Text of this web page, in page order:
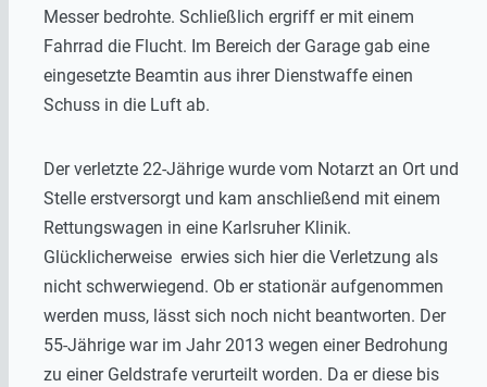
Messer bedrohte. Schließlich ergriff er mit einem
Fahrrad die Flucht. Im Bereich der Garage gab eine
eingesetzte Beamtin aus ihrer Dienstwaffe einen
Schuss in die Luft ab.
Der verletzte 22-Jährige wurde vom Notarzt an Ort und
Stelle erstversorgt und kam anschließend mit einem
Rettungswagen in eine Karlsruher Klinik.
Glücklicherweise erwies sich hier die Verletzung als
nicht schwerwiegend. Ob er stationär aufgenommen
werden muss, lässt sich noch nicht beantworten. Der
55-Jährige war im Jahr 2013 wegen einer Bedrohung
zu einer Geldstrafe verurteilt worden. Da er diese bis